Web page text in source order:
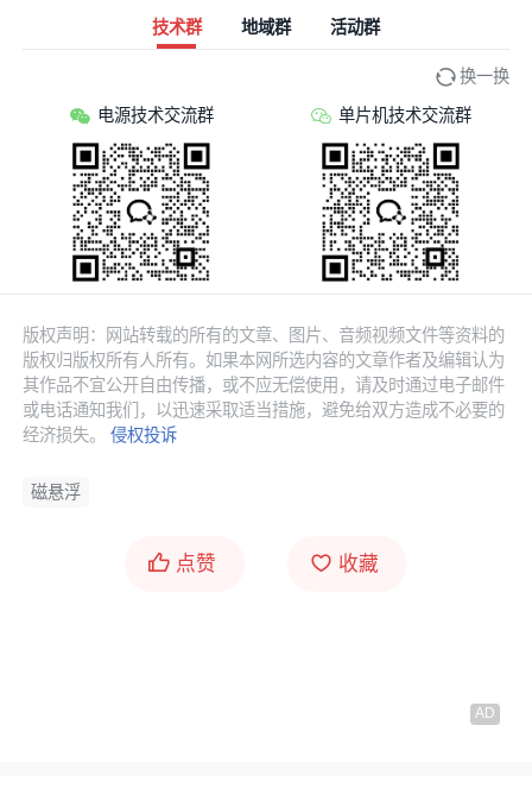
技术群 地域群 活动群
换一换
电源技术交流群 单片机技术交流群
版权声明：网站转载的所有的文章、图片、音频视频文件等资料的
版权归版权所有人所有。如果本网所选内容的文章作者及编辑认为
其作品不宜公开自由传播，或不应无偿使用，请及时通过电子邮件
或电话通知我们，以迅速采取适当措施，避免给双方造成不必要的
经济损失。侵权投诉
磁悬浮
点赞 收藏